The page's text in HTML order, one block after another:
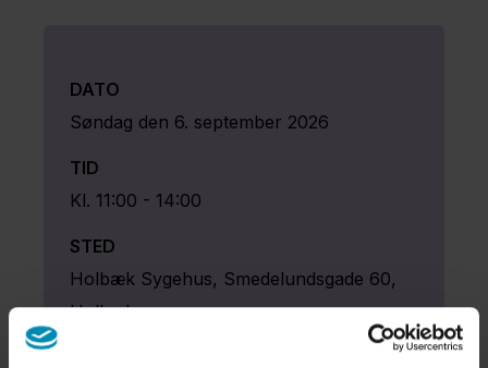
os
Kontakt
DATO
søndag den 6. september 2026
TID
Kl. 11:00 - 14:00
STED
Holbæk Sygehus, Smedelundsgade 60,
Holbæk